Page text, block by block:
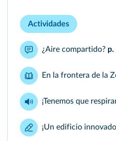
Actividades
¿Aire compartido? p.
En la frontera de la
¡Tenemos que
¡Un edificio